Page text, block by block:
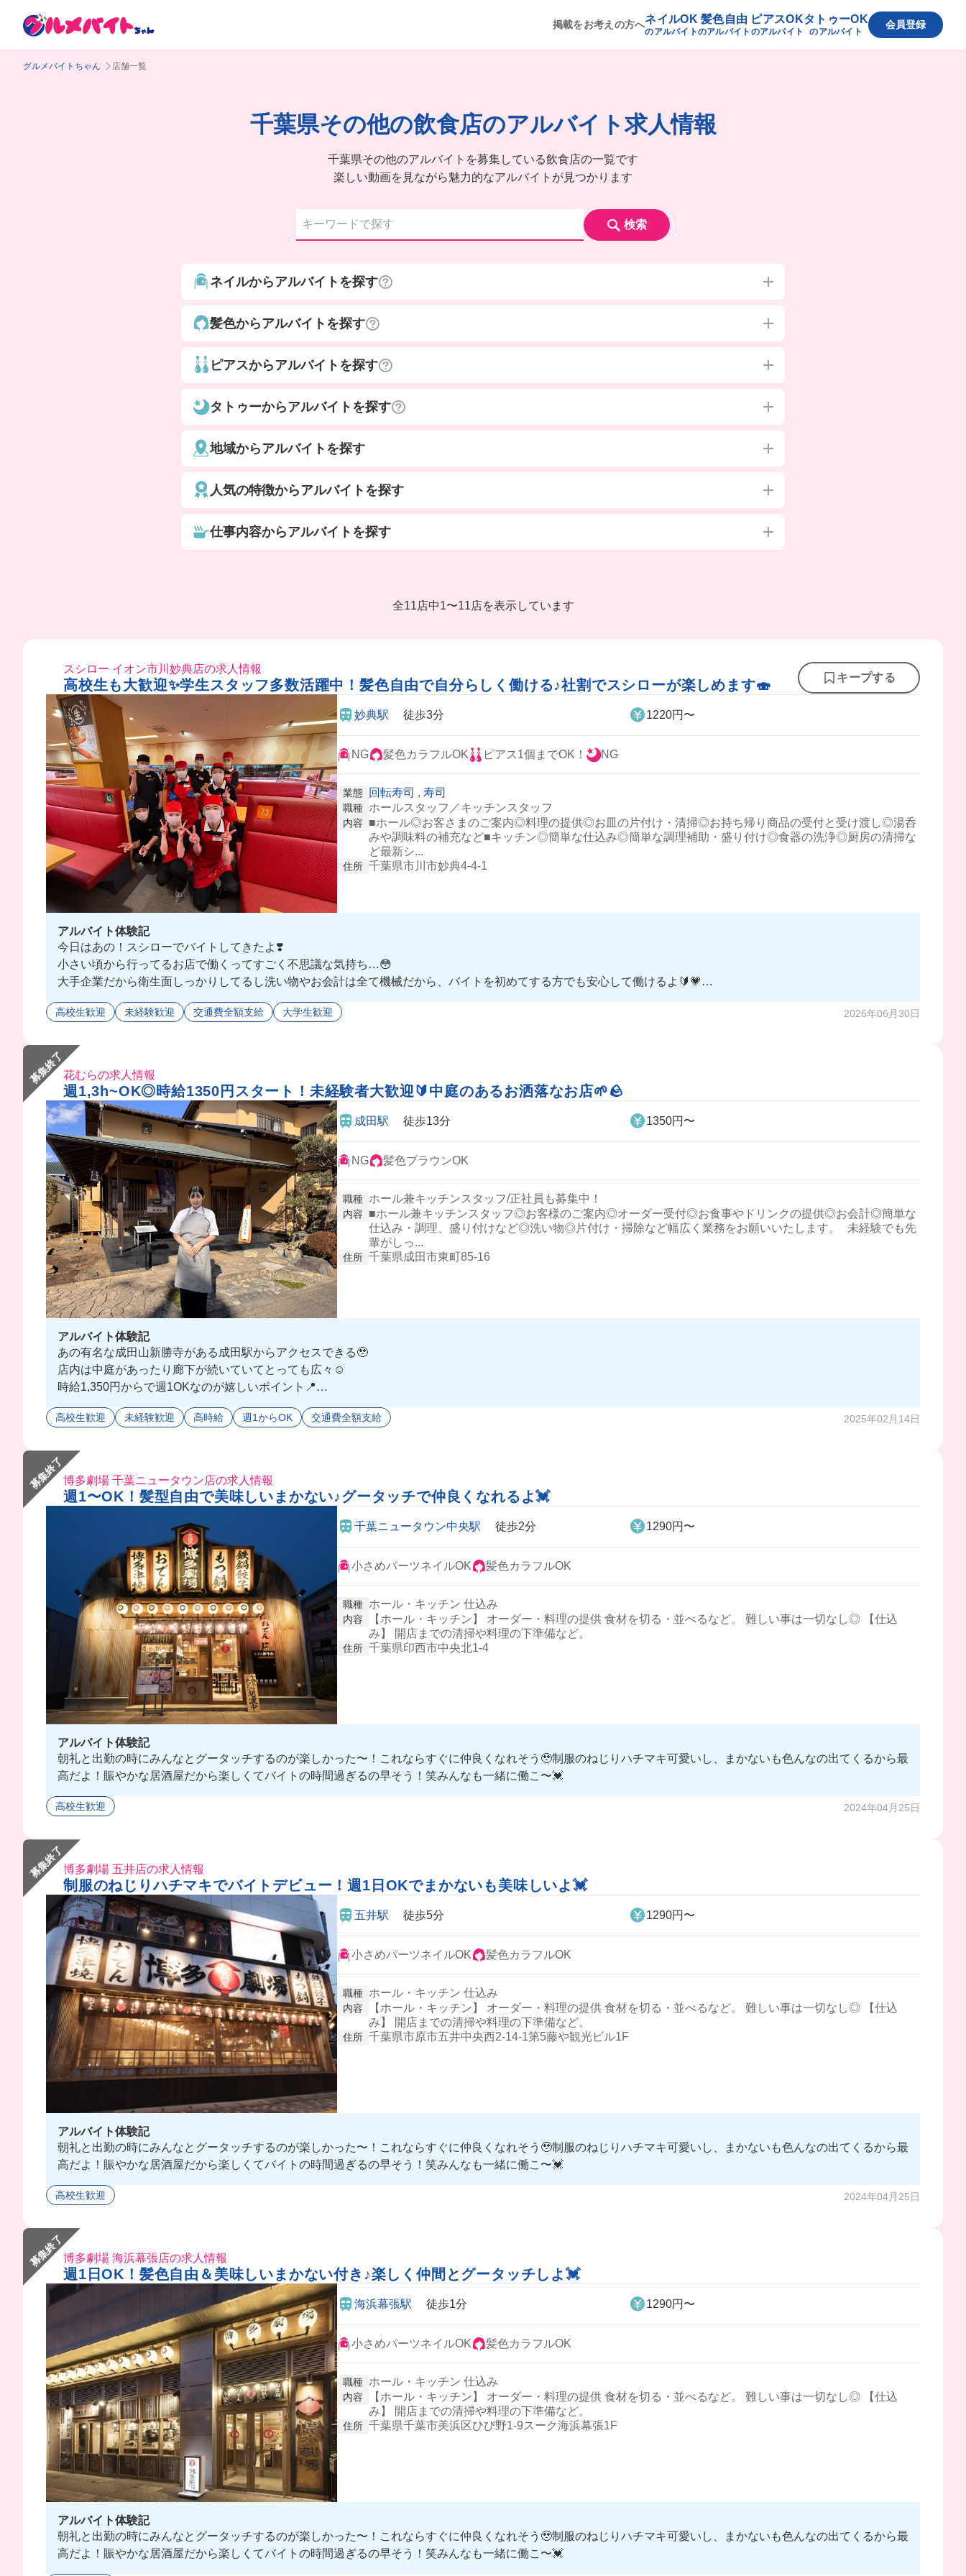
掲載をお考えの方へネイルOK
のアルバイト
髪色自由
のアルバイト
ピアスOK
のアルバイト
タトゥーOK
のアルバイト
会員登録
グルメバイトちゃん 店舗一覧
千葉県その他の飲食店のアルバイト求人情報
千葉県その他のアルバイトを募集している飲食店の一覧です
楽しい動画を見ながら魅力的なアルバイトが見つかります
検索
ネイルからアルバイトを探す
髪色からアルバイトを探す
ピアスからアルバイトを探す
タトゥーからアルバイトを探す
地域からアルバイトを探す
人気の特徴からアルバイトを探す
仕事内容からアルバイトを探す
全11店中1〜11店を表示しています
スシロー イオン市川妙典店の求人情報
高校生も大歓迎✨学生スタッフ多数活躍中！髪色自由で自分らしく働ける♪社割でスシローが楽しめます🍣 キープする
妙典駅 徒歩3分 1220円〜
NG 髪色カラフルOK ピアス1個までOK！ NG
業態 回転寿司 , 寿司
職種 ホールスタッフ／キッチンスタッフ
内容
■ホール◎お客さまのご案内◎料理の提供◎お皿の片付け・清掃◎お持ち帰り商品の受付と受け渡し◎湯呑
みや調味料の補充など■キッチン◎簡単な仕込み◎簡単な調理補助・盛り付け◎食器の洗浄◎厨房の清掃な
ど最新シ...
住所 千葉県市川市妙典4-4-1
アルバイト体験記
今日はあの！スシローでバイトしてきたよ❣️
小さい頃から行ってるお店で働くってすごく不思議な気持ち…😳
大手企業だから衛生面しっかりしてるし洗い物やお会計は全て機械だから、バイトを初めてする方でも安心して働けるよ🔰💗
高校生歓迎 未経験歓迎 交通費全額支給 大学生歓迎 2026年06月30日
募集終了花むらの求人情報
週1,3h~OK◎時給1350円スタート！未経験者大歓迎🔰中庭のあるお洒落なお店🌱🪨
成田駅 徒歩13分 1350円〜
NG 髪色ブラウンOK
職種 ホール兼キッチンスタッフ/正社員も募集中！
内容
■ホール兼キッチンスタッフ◎お客様のご案内◎オーダー受付◎お食事やドリンクの提供◎お会計◎簡単な
仕込み・調理、盛り付けなど◎洗い物◎片付け・掃除など幅広く業務をお願いいたします。 未経験でも先
輩がしっ...
住所 千葉県成田市東町85-16
アルバイト体験記
あの有名な成田山新勝寺がある成田駅からアクセスできる🥹
店内は中庭があったり廊下が続いていてとっても広々☺️
時給1,350円からで週1OKなのが嬉しいポイント📍
高校生歓迎 未経験歓迎 高時給 週1からOK 交通費全額支給 2025年02月14日
募集終了博多劇場 千葉ニュータウン店の求人情報
週1〜OK！髪型自由で美味しいまかない♪グータッチで仲良くなれるよ💓
千葉ニュータウン中央駅 徒歩2分 1290円〜
小さめパーツネイルOK 髪色カラフルOK
職種 ホール・キッチン 仕込み
内容
【ホール・キッチン】 オーダー・料理の提供 食材を切る・並べるなど。 難しい事は一切なし◎ 【仕込
み】 開店までの清掃や料理の下準備など。
住所 千葉県印西市中央北1-4
アルバイト体験記
朝礼と出勤の時にみんなとグータッチするのが楽しかった〜！これならすぐに仲良くなれそう🥹制服のねじりハチマキ可愛いし、まかないも色んなの出てくるから最
高だよ！賑やかな居酒屋だから楽しくてバイトの時間過ぎるの早そう！笑みんなも一緒に働こ〜💓
高校生歓迎 2024年04月25日
募集終了博多劇場 五井店の求人情報
制服のねじりハチマキでバイトデビュー！週1日OKでまかないも美味しいよ💓
五井駅 徒歩5分 1290円〜
小さめパーツネイルOK 髪色カラフルOK
職種 ホール・キッチン 仕込み
内容
【ホール・キッチン】 オーダー・料理の提供 食材を切る・並べるなど。 難しい事は一切なし◎ 【仕込
み】 開店までの清掃や料理の下準備など。
住所 千葉県市原市五井中央西2-14-1第5藤や観光ビル1F
アルバイト体験記
朝礼と出勤の時にみんなとグータッチするのが楽しかった〜！これならすぐに仲良くなれそう🥹制服のねじりハチマキ可愛いし、まかないも色んなの出てくるから最
高だよ！賑やかな居酒屋だから楽しくてバイトの時間過ぎるの早そう！笑みんなも一緒に働こ〜💓
高校生歓迎 2024年04月25日
募集終了博多劇場 海浜幕張店の求人情報
週1日OK！髪色自由＆美味しいまかない付き♪楽しく仲間とグータッチしよ💓
海浜幕張駅 徒歩1分 1290円〜
小さめパーツネイルOK 髪色カラフルOK
職種 ホール・キッチン 仕込み
内容
【ホール・キッチン】 オーダー・料理の提供 食材を切る・並べるなど。 難しい事は一切なし◎ 【仕込
み】 開店までの清掃や料理の下準備など。
住所 千葉県千葉市美浜区ひび野1-9スーク海浜幕張1F
アルバイト体験記
朝礼と出勤の時にみんなとグータッチするのが楽しかった〜！これならすぐに仲良くなれそう🥹制服のねじりハチマキ可愛いし、まかないも色んなの出てくるから最
高だよ！賑やかな居酒屋だから楽しくてバイトの時間過ぎるの早そう！笑みんなも一緒に働こ〜💓